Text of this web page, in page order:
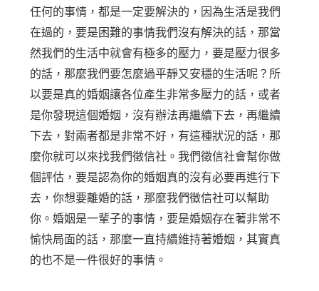
任何的事情，都是一定要解決的，因為生活是我們
在過的，要是困難的事情我們沒有解決的話，那當
然我們的生活中就會有極多的壓力，要是壓力很多
的話，那麼我們要怎麼過平靜又安穩的生活呢？所
以要是真的婚姻讓各位產生非常多壓力的話，或者
是你發現這個婚姻，沒有辦法再繼續下去，再繼續
下去，對兩者都是非常不好，有這種狀況的話，那
麼你就可以來找我們徵信社。我們徵信社會幫你做
個評估，要是認為你的婚姻真的沒有必要再進行下
去，你想要離婚的話，那麼我們徵信社可以幫助
你。婚姻是一輩子的事情，要是婚姻存在著非常不
愉快局面的話，那麼一直持續維持著婚姻，其實真
的也不是一件很好的事情。